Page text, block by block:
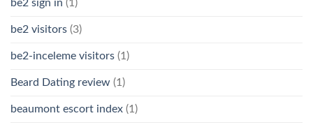
be2 sign in (1)
be2 visitors (3)
be2-inceleme visitors (1)
Beard Dating review (1)
beaumont escort index (1)